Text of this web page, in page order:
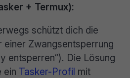
+ Termux):
schützt dich die
Zwangsentsperrung
entsperren“). Die Lösung
ein Tasker-Profil mit